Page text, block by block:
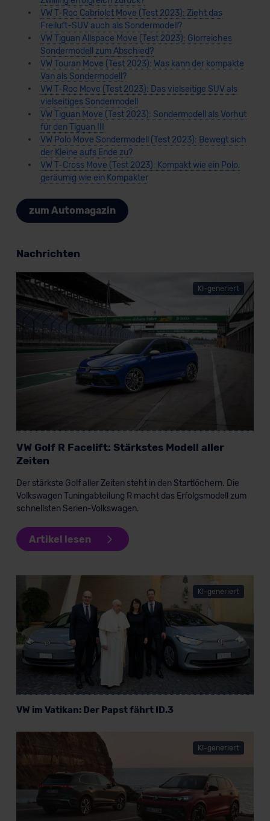
VW T-Roc Cabriolet Move (Test 2023): Zieht das
Freiluft-SUV auch als Sondermodell?
VW Tiguan Allspace Move (Test 2023): Glorreiches
Sondermodell zum Abschied?
VW Touran Move (Test 2023): Was kann der kompakte
Van als Sondermodell?
VW T-Roc Move (Test 2023): Das vielseitige SUV als
vielseitiges Sondermodell
VW Tiguan Move (Test 2023): Sondermodell als Vorhut
für den Tiguan III
VW Polo Move Sondermodell (Test 2023): Bewegt sich
der Kleine aufs Ende zu?
VW T-Cross Move (Test 2023): Kompakt wie ein Polo,
geräumig wie ein Kompakter
zum Automagazin
Nachrichten
KI-generiert
VW Golf R Facelift: Stärkstes Modell aller
Zeiten
Der stärkste Golf aller Zeiten steht in den Startlöchern. Die
Volkswagen Tuningabteilung R macht das Erfolgsmodell zum
schnellsten Serien-Volkswagen.
Artikel lesen
KI-generiert
VW im Vatikan: Der Papst fährt ID.3
KI-generiert